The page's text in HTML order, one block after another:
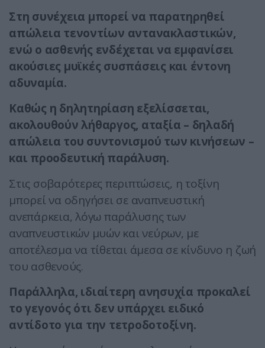
Στη συνέχεια μπορεί να παρατηρηθεί
απώλεια τενοντίων αντανακλαστικών,
ενώ ο ασθενής ενδέχεται να εμφανίσει
ακούσιες μυϊκές συσπάσεις και έντονη
αδυναμία.
Καθώς η δηλητηρίαση εξελίσσεται,
ακολουθούν λήθαργος, αταξία – δηλαδή
απώλεια του συντονισμού των κινήσεων –
και προοδευτική παράλυση.
Στις σοβαρότερες περιπτώσεις, η τοξίνη
μπορεί να οδηγήσει σε αναπνευστική
ανεπάρκεια, λόγω παράλυσης των
αναπνευστικών μυών και νεύρων, με
αποτέλεσμα να τίθεται άμεσα σε κίνδυνο η ζωή
του ασθενούς.
Παράλληλα, ιδιαίτερη ανησυχία προκαλεί
το γεγονός ότι δεν υπάρχει ειδικό
αντίδοτο για την τετροδοτοξίνη.